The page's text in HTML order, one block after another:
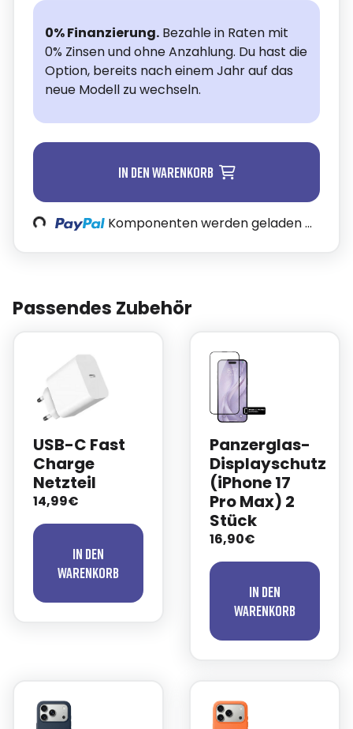
0% Finanzierung. Bezahle in Raten mit
0% Zinsen und ohne Anzahlung. Du hast die
Option, bereits nach einem Jahr auf das
neue Modell zu wechseln.
In den Warenkorb
Loading... Komponenten werden geladen ...
Passendes Zubehör
USB-C Fast
Charge
Netzteil
14,99€
In den
Warenkorb
Panzerglas-
Displayschutz
(iPhone 17
Pro Max) 2
Stück
16,90€
In den
Warenkorb